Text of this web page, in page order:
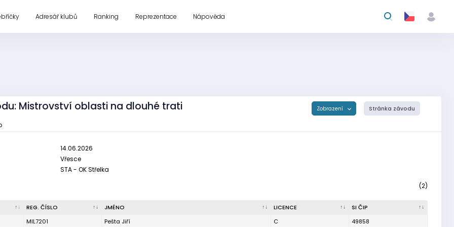
Adresář klubů Ranking Reprezentace Nápověda
Mistrovství oblasti na dlouhé trati Zobrazení Stránka závodu
14.06.2026
Vřesce
STA - OK Střelka
(2)
REG. ČÍSLO JMÉNO LICENCE
SI ČIP
MIL7201
Pešta Jiří C
49858